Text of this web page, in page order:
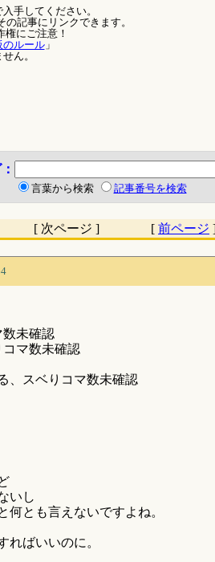
手してください。
記事にリンクできます。
権にご注意！
のルール」
ん。
言葉から検索 記事番号を検索
[ 次ページ ] [ 前ページ
未確認
マ数未確認
、スベりコマ数未確認
いし
とも言えないですよね。
ばいいのに。